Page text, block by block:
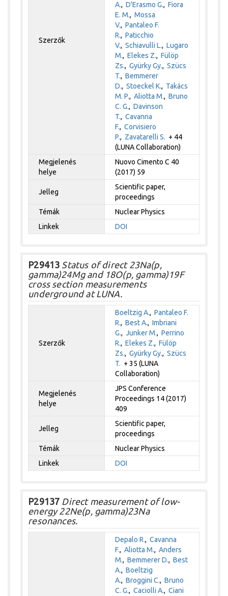
Szerzők
A.,D'Erasmo G.,Fiora
E. M.,Mossa
V.,Pantaleo F.
R.,Paticchio
V.,Schiavulli L.,Lugaro
M.,Elekes Z.,Fülöp
Zs.,Gyürky Gy.,Szücs
T.,Bemmerer
D.,Stoeckel K., Takács
M. P.,Aliotta M.,Bruno
C. G.,Davinson
T.,Cavanna
F.,Corvisiero
P., Zavatarelli S. + 44
(LUNA Collaboration)
Megjelenés
helye
Nuovo Cimento C 40
(2017) 59
Jelleg
Scientific paper,
proceedings
Témák
Nuclear Physics
Linkek
DOI
P29413 Status of direct 23Na(p,
gamma)24Mg and 18O(p, gamma)19F
cross section measurements
underground at LUNA.
Szerzők
Boeltzig A.,Pantaleo F.
R.,Best A.,Imbriani
G.,Junker M.,Perrino
R.,Elekes Z.,Fülöp
Zs.,Gyürky Gy.,Szücs
T. + 35 (LUNA
Collaboration)
Megjelenés
helye
JPS Conference
Proceedings 14 (2017)
409
Jelleg
Scientific paper,
proceedings
Témák
Nuclear Physics
Linkek
DOI
P29137 Direct measurement of low-
energy 22Ne(p, gamma)23Na
resonances.
Depalo R.,Cavanna
F.,Aliotta M.,Anders
M.,Bemmerer D.,Best
A.,Boeltzig
A.,Broggini C.,Bruno
C. G.,Caciolli A.,Ciani